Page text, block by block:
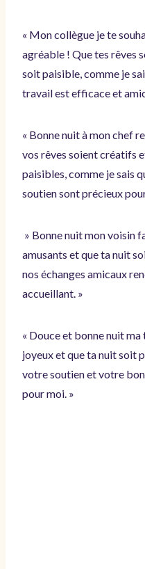
« Mon collègue je te
agréable ! Que tes rêves
soit paisible, comme je
travail est efficace et
« Bonne nuit à mon chef
vos rêves soient créatifs
paisibles, comme je sais
soutien sont précieux
» Bonne nuit mon voisin
amusants et que ta nuit
nos échanges amicaux
accueillant. »
« Douce et bonne nuit
joyeux et que ta nuit soit
votre soutien et votre
pour moi. »